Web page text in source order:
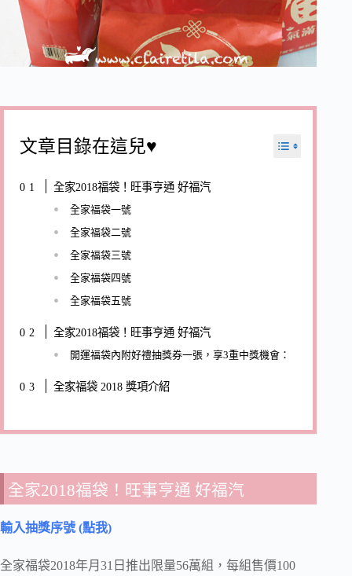
文章目錄在這兒♥
全家2018福袋！旺事亨通 好福汽
全家福袋一號
全家福袋二號
全家福袋三號
全家福袋四號
全家福袋五號
全家2018福袋！旺事亨通 好福汽
開運福袋內附好禮抽獎券一張，享3重中獎機會：
全家福袋 2018 獎項介紹
全家2018福袋！旺事亨通 好福汽
輸入抽獎序號 (點我)
全家福袋2018年月31日推出限量56萬組，每組售價100